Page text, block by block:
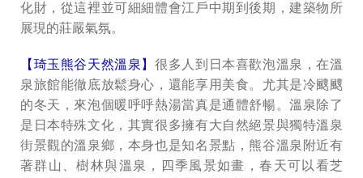
化財，從這裡並可細細體會江戶中期到後期，建築物所
展現的莊嚴氣氛。
【琦玉熊谷天然溫泉】很多人到日本喜歡泡溫泉，在溫
泉旅館能徹底放鬆身心，還能享用美食。尤其是冷颼颼
的冬天，來泡個暖呼呼熱湯當真是通體舒暢。溫泉除了
是日本特殊文化，其實很多擁有大自然絕景與獨特溫泉
街景觀的溫泉鄉，本身也是知名景點，熊谷溫泉附近有
著群山、樹林與溫泉，四季風景如畫，春天可以看芝